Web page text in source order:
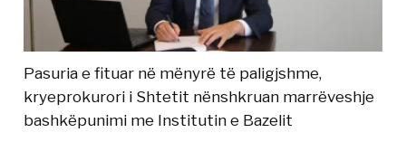
Pasuria e fituar në mënyrë të paligjshme,
kryeprokurori i Shtetit nënshkruan marrëveshje
bashkëpunimi me Institutin e Bazelit